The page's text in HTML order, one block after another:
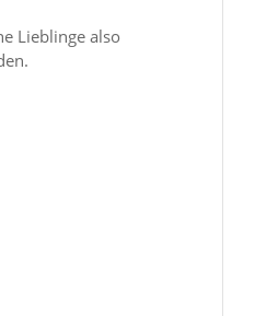
Lieblinge also